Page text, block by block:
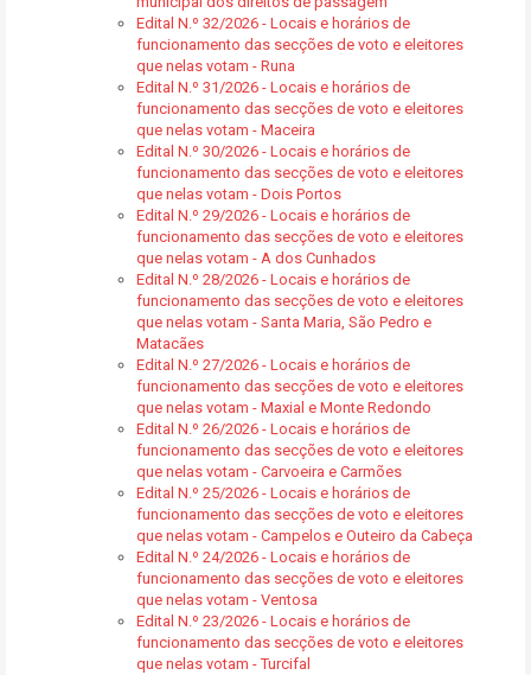
Edital N.º 32/2026 - Locais e horários de
funcionamento das secções de voto e eleitores
que nelas votam - Runa
Edital N.º 31/2026 - Locais e horários de
funcionamento das secções de voto e eleitores
que nelas votam - Maceira
Edital N.º 30/2026 - Locais e horários de
funcionamento das secções de voto e eleitores
que nelas votam - Dois Portos
Edital N.º 29/2026 - Locais e horários de
funcionamento das secções de voto e eleitores
que nelas votam - A dos Cunhados
Edital N.º 28/2026 - Locais e horários de
funcionamento das secções de voto e eleitores
que nelas votam - Santa Maria, São Pedro e
Matacães
Edital N.º 27/2026 - Locais e horários de
funcionamento das secções de voto e eleitores
que nelas votam - Maxial e Monte Redondo
Edital N.º 26/2026 - Locais e horários de
funcionamento das secções de voto e eleitores
que nelas votam - Carvoeira e Carmões
Edital N.º 25/2026 - Locais e horários de
funcionamento das secções de voto e eleitores
que nelas votam - Campelos e Outeiro da Cabeça
Edital N.º 24/2026 - Locais e horários de
funcionamento das secções de voto e eleitores
que nelas votam - Ventosa
Edital N.º 23/2026 - Locais e horários de
funcionamento das secções de voto e eleitores
que nelas votam - Turcifal